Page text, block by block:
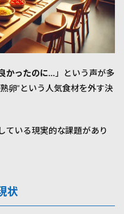
かったのに… 」という声が多
卵”という人気食材を外す決
ている現実的な課題があり
状